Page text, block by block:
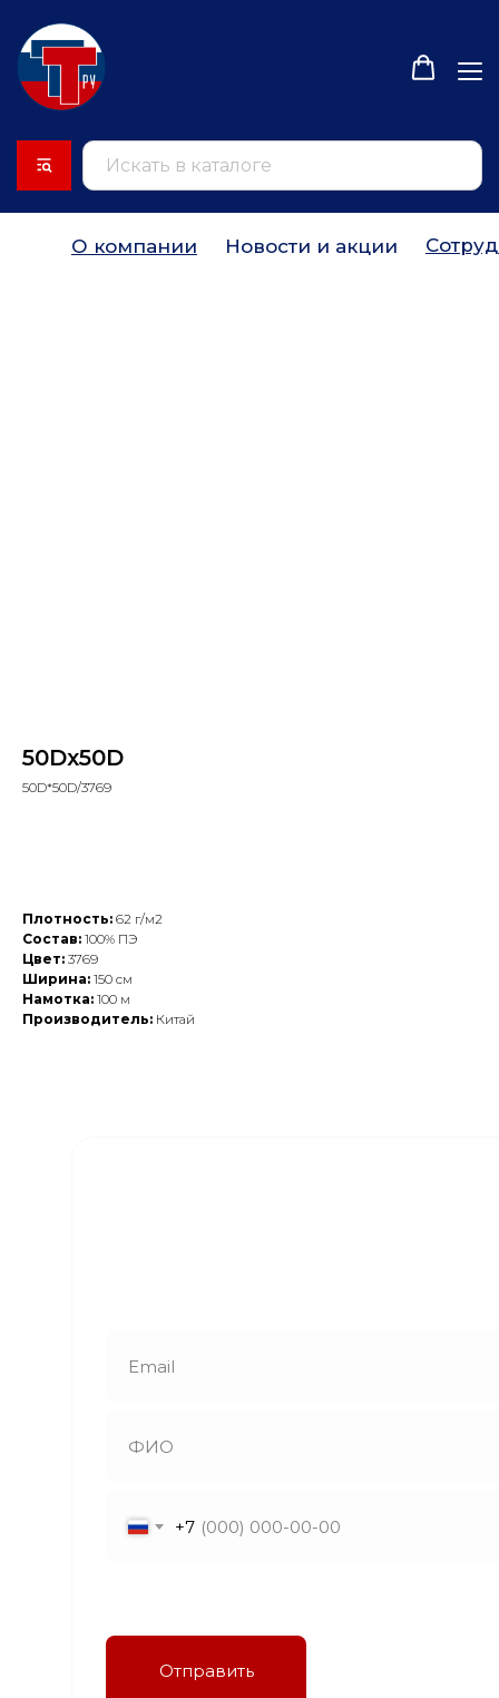
О компании Новости и акции
50Dx50D
50D*50D/3769
Плотность: 62 г/м2
Состав: 100% ПЭ
Цвет: 3769
Ширина: 150 см
Намотка: 100 м
Производитель: Китай
+7
Отправить